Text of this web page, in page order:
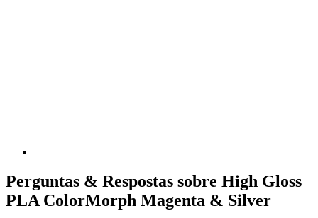
Perguntas & Respostas sobre High Gloss
PLA ColorMorph Magenta & Silver